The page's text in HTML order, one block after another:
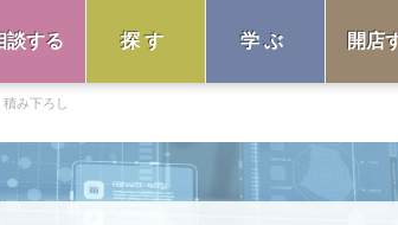
談する 探す 学ぶ 開店
み下ろし